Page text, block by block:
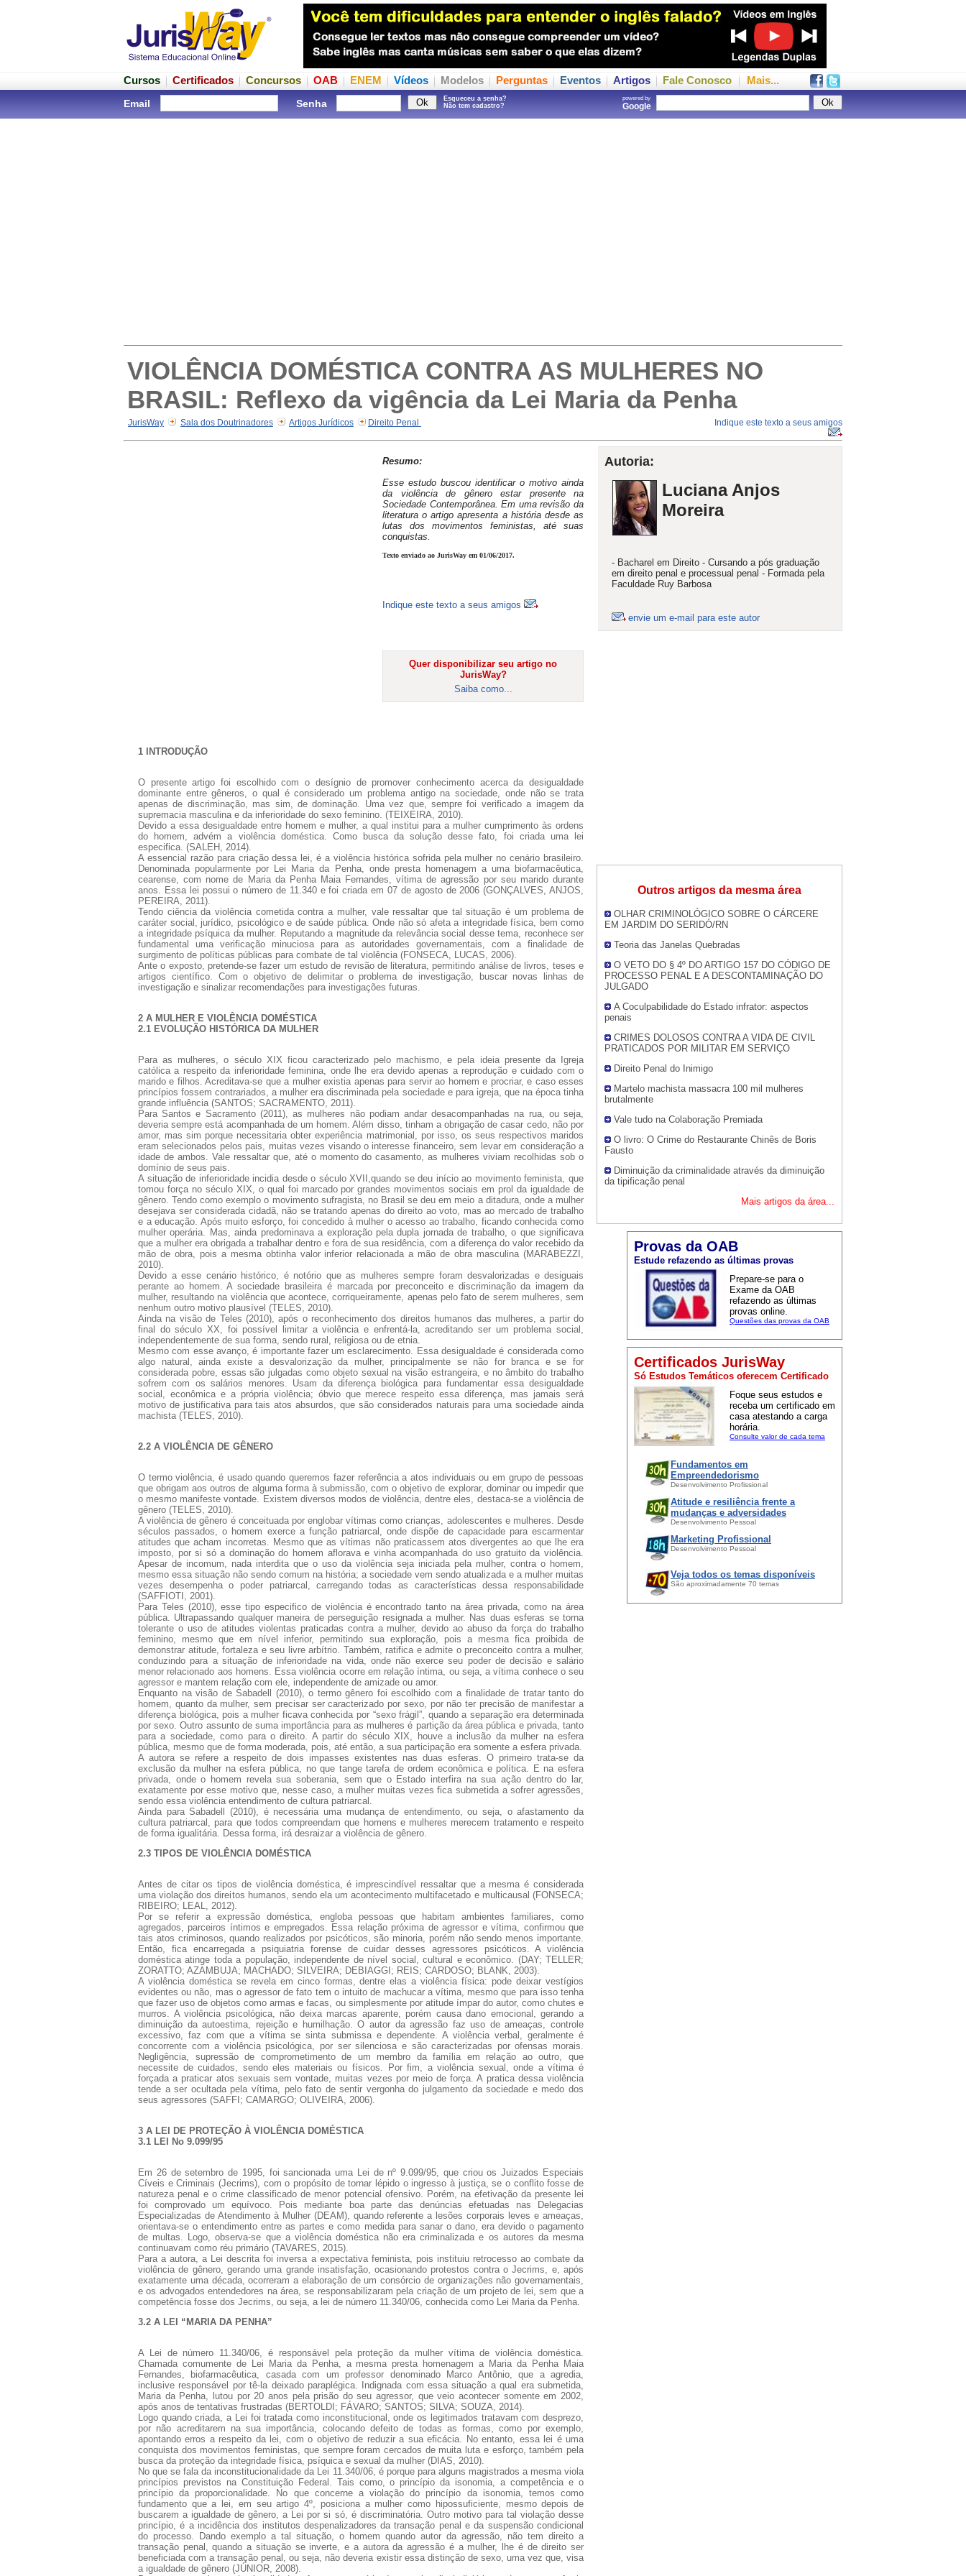
Cursos Certificados Concursos OAB ENEM Vídeos Modelos Perguntas Eventos Artigos Fale Conosco Mais...
Email Senha
Esqueceu a senha?
Não tem cadastro?
powered by
Google
VIOLÊNCIA DOMÉSTICA CONTRA AS MULHERES NO
BRASIL: Reflexo da vigência da Lei Maria da Penha
JurisWay Sala dos Doutrinadores Artigos Jurídicos Direito Penal Indique este texto a seus amigos
Autoria:
Luciana Anjos
Moreira
- Bacharel em Direito - Cursando a pós graduação
em direito penal e processual penal - Formada pela
Faculdade Ruy Barbosa
envie um e-mail para este autor
Outros artigos da mesma área
OLHAR CRIMINOLÓGICO SOBRE O CÁRCERE
EM JARDIM DO SERIDÓ/RN
Teoria das Janelas Quebradas
O VETO DO § 4º DO ARTIGO 157 DO CÓDIGO DE
PROCESSO PENAL E A DESCONTAMINAÇÃO DO
JULGADO
A Coculpabilidade do Estado infrator: aspectos
penais
CRIMES DOLOSOS CONTRA A VIDA DE CIVIL
PRATICADOS POR MILITAR EM SERVIÇO
Direito Penal do Inimigo
Martelo machista massacra 100 mil mulheres
brutalmente
Vale tudo na Colaboração Premiada
O livro: O Crime do Restaurante Chinês de Boris
Fausto
Diminuição da criminalidade através da diminuição
da tipificação penal
Mais artigos da área...
Provas da OAB
Estude refazendo as últimas provas
Prepare-se para o
Exame da OAB
refazendo as últimas
provas online.
Questões das provas da OAB
Certificados JurisWay
Só Estudos Temáticos oferecem Certificado
Foque seus estudos e
receba um certificado em
casa atestando a carga
horária.
Consulte valor de cada tema
Fundamentos em
Empreendedorismo
Desenvolvimento Profissional
Atitude e resiliência frente a
mudanças e adversidades
Desenvolvimento Pessoal
Marketing Profissional
Desenvolvimento Pessoal
Veja todos os temas disponíveis
São aproximadamente 70 temas
Resumo:
Esse estudo buscou identificar o motivo ainda
da violência de gênero estar presente na
Sociedade Contemporânea. Em uma revisão da
literatura o artigo apresenta a história desde as
lutas dos movimentos feministas, até suas
conquistas.
Texto enviado ao JurisWay em 01/06/2017.
Indique este texto a seus amigos
Quer disponibilizar seu artigo no
JurisWay?
Saiba como...
1 INTRODUÇÃO
O presente artigo foi escolhido com o desígnio de promover conhecimento acerca da desigualdade
dominante entre gêneros, o qual é considerado um problema antigo na sociedade, onde não se trata
apenas de discriminação, mas sim, de dominação. Uma vez que, sempre foi verificado a imagem da
supremacia masculina e da inferioridade do sexo feminino. (TEIXEIRA, 2010).
Devido a essa desigualdade entre homem e mulher, a qual institui para a mulher cumprimento às ordens
do homem, advém a violência doméstica. Como busca da solução desse fato, foi criada uma lei
especifica. (SALEH, 2014).
A essencial razão para criação dessa lei, é a violência histórica sofrida pela mulher no cenário brasileiro.
Denominada popularmente por Lei Maria da Penha, onde presta homenagem a uma biofarmacêutica,
cearense, com nome de Maria da Penha Maia Fernandes, vítima de agressão por seu marido durante
anos. Essa lei possui o número de 11.340 e foi criada em 07 de agosto de 2006 (GONÇALVES, ANJOS,
PEREIRA, 2011).
Tendo ciência da violência cometida contra a mulher, vale ressaltar que tal situação é um problema de
caráter social, jurídico, psicológico e de saúde pública. Onde não só afeta a integridade física, bem como
a integridade psíquica da mulher. Reputando a magnitude da relevância social desse tema, reconhece ser
fundamental uma verificação minuciosa para as autoridades governamentais, com a finalidade de
surgimento de políticas públicas para combate de tal violência (FONSECA, LUCAS, 2006).
Ante o exposto, pretende-se fazer um estudo de revisão de literatura, permitindo análise de livros, teses e
artigos científico. Com o objetivo de delimitar o problema de investigação, buscar novas linhas de
investigação e sinalizar recomendações para investigações futuras.
2 A MULHER E VIOLÊNCIA DOMÉSTICA
2.1 EVOLUÇÃO HISTÓRICA DA MULHER
Para as mulheres, o século XIX ficou caracterizado pelo machismo, e pela ideia presente da Igreja
católica a respeito da inferioridade feminina, onde lhe era devido apenas a reprodução e cuidado com o
marido e filhos. Acreditava-se que a mulher existia apenas para servir ao homem e procriar, e caso esses
princípios fossem contrariados, a mulher era discriminada pela sociedade e para igreja, que na época tinha
grande influência (SANTOS; SACRAMENTO, 2011).
Para Santos e Sacramento (2011), as mulheres não podiam andar desacompanhadas na rua, ou seja,
deveria sempre está acompanhada de um homem. Além disso, tinham a obrigação de casar cedo, não por
amor, mas sim porque necessitaria obter experiência matrimonial, por isso, os seus respectivos maridos
eram selecionados pelos pais, muitas vezes visando o interesse financeiro, sem levar em consideração a
idade de ambos. Vale ressaltar que, até o momento do casamento, as mulheres viviam recolhidas sob o
domínio de seus pais.
A situação de inferioridade incidia desde o século XVII,quando se deu início ao movimento feminista, que
tomou força no século XIX, o qual foi marcado por grandes movimentos sociais em prol da igualdade de
gênero. Tendo como exemplo o movimento sufragista, no Brasil se deu em meio a ditadura, onde a mulher
desejava ser considerada cidadã, não se tratando apenas do direito ao voto, mas ao mercado de trabalho
e a educação. Após muito esforço, foi concedido à mulher o acesso ao trabalho, ficando conhecida como
mulher operária. Mas, ainda predominava a exploração pela dupla jornada de trabalho, o que significava
que a mulher era obrigada a trabalhar dentro e fora de sua residência, com a diferença do valor recebido da
mão de obra, pois a mesma obtinha valor inferior relacionada a mão de obra masculina (MARABEZZI,
2010).
Devido a esse cenário histórico, é notório que as mulheres sempre foram desvalorizadas e desiguais
perante ao homem. A sociedade brasileira é marcada por preconceito e discriminação da imagem da
mulher, resultando na violência que acontece, corriqueiramente, apenas pelo fato de serem mulheres, sem
nenhum outro motivo plausível (TELES, 2010).
Ainda na visão de Teles (2010), após o reconhecimento dos direitos humanos das mulheres, a partir do
final do século XX, foi possível limitar a violência e enfrentá-la, acreditando ser um problema social,
independentemente de sua forma, sendo rural, religiosa ou de etnia.
Mesmo com esse avanço, é importante fazer um esclarecimento. Essa desigualdade é considerada como
algo natural, ainda existe a desvalorização da mulher, principalmente se não for branca e se for
considerada pobre, essas são julgadas como objeto sexual na visão estrangeira, e no âmbito do trabalho
sofrem com os salários menores. Usam da diferença biológica para fundamentar essa desigualdade
social, econômica e a própria violência; óbvio que merece respeito essa diferença, mas jamais será
motivo de justificativa para tais atos absurdos, que são considerados naturais para uma sociedade ainda
machista (TELES, 2010).
2.2 A VIOLÊNCIA DE GÊNERO
O termo violência, é usado quando queremos fazer referência a atos individuais ou em grupo de pessoas
que obrigam aos outros de alguma forma à submissão, com o objetivo de explorar, dominar ou impedir que
o mesmo manifeste vontade. Existem diversos modos de violência, dentre eles, destaca-se a violência de
gênero (TELES, 2010).
A violência de gênero é conceituada por englobar vítimas como crianças, adolescentes e mulheres. Desde
séculos passados, o homem exerce a função patriarcal, onde dispõe de capacidade para escarmentar
atitudes que acham incorretas. Mesmo que as vítimas não praticassem atos divergentes ao que lhe era
imposto, por si só a dominação do homem aflorava e vinha acompanhada do uso gratuito da violência.
Apesar de incomum, nada interdita que o uso da violência seja iniciada pela mulher, contra o homem,
mesmo essa situação não sendo comum na história; a sociedade vem sendo atualizada e a mulher muitas
vezes desempenha o poder patriarcal, carregando todas as características dessa responsabilidade
(SAFFIOTI, 2001).
Para Teles (2010), esse tipo especifico de violência é encontrado tanto na área privada, como na área
pública. Ultrapassando qualquer maneira de perseguição resignada a mulher. Nas duas esferas se torna
tolerante o uso de atitudes violentas praticadas contra a mulher, devido ao abuso da força do trabalho
feminino, mesmo que em nível inferior, permitindo sua exploração, pois a mesma fica proibida de
demonstrar atitude, fortaleza e seu livre arbítrio. Também, ratifica e admite o preconceito contra a mulher,
conduzindo para a situação de inferioridade na vida, onde não exerce seu poder de decisão e salário
menor relacionado aos homens. Essa violência ocorre em relação íntima, ou seja, a vítima conhece o seu
agressor e mantem relação com ele, independente de amizade ou amor.
Enquanto na visão de Sabadell (2010), o termo gênero foi escolhido com a finalidade de tratar tanto do
homem, quanto da mulher, sem precisar ser caracterizado por sexo, por não ter precisão de manifestar a
diferença biológica, pois a mulher ficava conhecida por “sexo frágil”, quando a separação era determinada
por sexo. Outro assunto de suma importância para as mulheres é partição da área pública e privada, tanto
para a sociedade, como para o direito. A partir do século XIX, houve a inclusão da mulher na esfera
pública, mesmo que de forma moderada, pois, até então, a sua participação era somente a esfera privada.
A autora se refere a respeito de dois impasses existentes nas duas esferas. O primeiro trata-se da
exclusão da mulher na esfera pública, no que tange tarefa de ordem econômica e política. E na esfera
privada, onde o homem revela sua soberania, sem que o Estado interfira na sua ação dentro do lar,
exatamente por esse motivo que, nesse caso, a mulher muitas vezes fica submetida a sofrer agressões,
sendo essa violência entendimento de cultura patriarcal.
Ainda para Sabadell (2010), é necessária uma mudança de entendimento, ou seja, o afastamento da
cultura patriarcal, para que todos compreendam que homens e mulheres merecem tratamento e respeito
de forma igualitária. Dessa forma, irá desraizar a violência de gênero.
2.3 TIPOS DE VIOLÊNCIA DOMÉSTICA
Antes de citar os tipos de violência doméstica, é imprescindível ressaltar que a mesma é considerada
uma violação dos direitos humanos, sendo ela um acontecimento multifacetado e multicausal (FONSECA;
RIBEIRO; LEAL, 2012).
Por se referir a expressão doméstica, engloba pessoas que habitam ambientes familiares, como
agregados, parceiros íntimos e empregados. Essa relação próxima de agressor e vítima, confirmou que
tais atos criminosos, quando realizados por psicóticos, são minoria, porém não sendo menos importante.
Então, fica encarregada a psiquiatria forense de cuidar desses agressores psicóticos. A violência
doméstica atinge toda a população, independente de nível social, cultural e econômico. (DAY; TELLER;
ZORATTO; AZAMBUJA; MACHADO; SILVEIRA; DEBIAGGI; REIS; CARDOSO; BLANK, 2003).
A violência doméstica se revela em cinco formas, dentre elas a violência física: pode deixar vestígios
evidentes ou não, mas o agressor de fato tem o intuito de machucar a vítima, mesmo que para isso tenha
que fazer uso de objetos como armas e facas, ou simplesmente por atitude ímpar do autor, como chutes e
murros. A violência psicológica, não deixa marcas aparente, porém causa dano emocional, gerando a
diminuição da autoestima, rejeição e humilhação. O autor da agressão faz uso de ameaças, controle
excessivo, faz com que a vítima se sinta submissa e dependente. A violência verbal, geralmente é
concorrente com a violência psicológica, por ser silenciosa e são caracterizadas por ofensas morais.
Negligência, supressão de comprometimento de um membro da família em relação ao outro, que
necessite de cuidados, sendo eles materiais ou físicos. Por fim, a violência sexual, onde a vítima é
forçada a praticar atos sexuais sem vontade, muitas vezes por meio de força. A pratica dessa violência
tende a ser ocultada pela vítima, pelo fato de sentir vergonha do julgamento da sociedade e medo dos
seus agressores (SAFFI; CAMARGO; OLIVEIRA, 2006).
3 A LEI DE PROTEÇÃO À VIOLÊNCIA DOMÉSTICA
3.1 LEI No 9.099/95
Em 26 de setembro de 1995, foi sancionada uma Lei de nº 9.099/95, que criou os Juizados Especiais
Cíveis e Criminais (Jecrims), com o propósito de tornar lépido o ingresso à justiça, se o conflito fosse de
natureza penal e o crime classificado de menor potencial ofensivo. Porém, na efetivação da presente lei
foi comprovado um equívoco. Pois mediante boa parte das denúncias efetuadas nas Delegacias
Especializadas de Atendimento à Mulher (DEAM), quando referente a lesões corporais leves e ameaças,
orientava-se o entendimento entre as partes e como medida para sanar o dano, era devido o pagamento
de multas. Logo, observa-se que a violência doméstica não era criminalizada e os autores da mesma
continuavam como réu primário (TAVARES, 2015).
Para a autora, a Lei descrita foi inversa a expectativa feminista, pois instituiu retrocesso ao combate da
violência de gênero, gerando uma grande insatisfação, ocasionando protestos contra o Jecrims, e, após
exatamente uma década, ocorreram a elaboração de um consórcio de organizações não governamentais,
e os advogados entendedores na área, se responsabilizaram pela criação de um projeto de lei, sem que a
competência fosse dos Jecrims, ou seja, a lei de número 11.340/06, conhecida como Lei Maria da Penha.
3.2 A LEI “MARIA DA PENHA”
A Lei de número 11.340/06, é responsável pela proteção da mulher vítima de violência doméstica.
Chamada comumente de Lei Maria da Penha, a mesma presta homenagem a Maria da Penha Maia
Fernandes, biofarmacêutica, casada com um professor denominado Marco Antônio, que a agredia,
inclusive responsável por tê-la deixado paraplégica. Indignada com essa situação a qual era submetida,
Maria da Penha, lutou por 20 anos pela prisão do seu agressor, que veio acontecer somente em 2002,
após anos de tentativas frustradas (BERTOLDI; FÁVARO; SANTOS; SILVA; SOUZA, 2014).
Logo quando criada, a Lei foi tratada como inconstitucional, onde os legitimados tratavam com desprezo,
por não acreditarem na sua importância, colocando defeito de todas as formas, como por exemplo,
apontando erros a respeito da lei, com o objetivo de reduzir a sua eficácia. No entanto, essa lei é uma
conquista dos movimentos feministas, que sempre foram cercados de muita luta e esforço, também pela
busca da proteção da integridade física, psíquica e sexual da mulher (DIAS, 2010).
No que se fala da inconstitucionalidade da Lei 11.340/06, é porque para alguns magistrados a mesma viola
princípios previstos na Constituição Federal. Tais como, o princípio da isonomia, a competência e o
princípio da proporcionalidade. No que concerne a violação do princípio da isonomia, temos como
fundamento que a lei, em seu artigo 4º, posiciona a mulher como hipossuficiente, mesmo depois de
buscarem a igualdade de gênero, a Lei por si só, é discriminatória. Outro motivo para tal violação desse
princípio, é a incidência dos institutos despenalizadores da transação penal e da suspensão condicional
do processo. Dando exemplo a tal situação, o homem quando autor da agressão, não tem direito a
transação penal, quando a situação se inverte, e a autora da agressão é a mulher, lhe é de direito ser
beneficiada com a transação penal, ou seja, não deveria existir essa distinção de sexo, uma vez que, visa
a igualdade de gênero (JÚNIOR, 2008).